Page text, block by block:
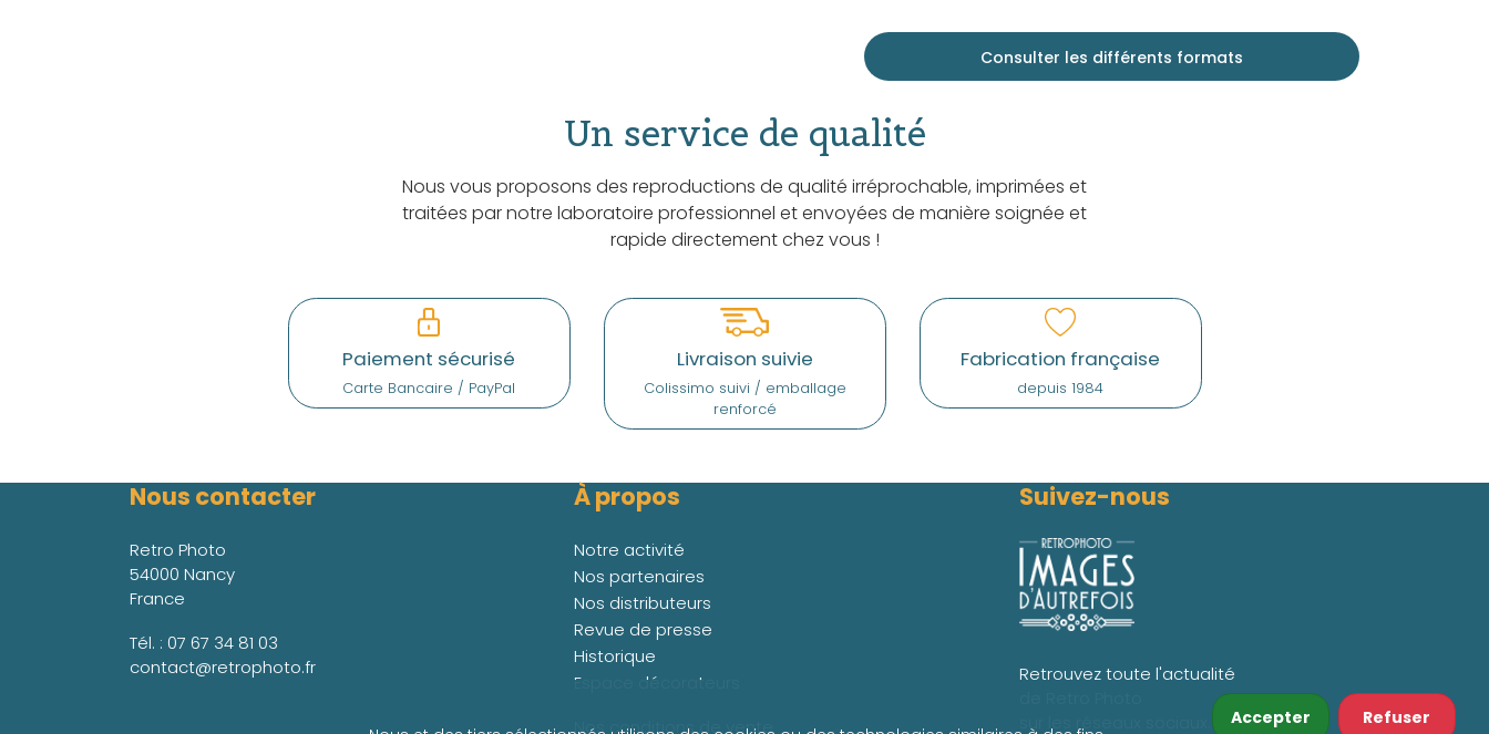
Accepter Refuser
Consulter les différents formats
Un service de qualité
Nous vous proposons des reproductions de qualité irréprochable, imprimées et
traitées par notre laboratoire professionnel et envoyées de manière soignée et
rapide directement chez vous !
Paiement sécurisé
Carte Bancaire / PayPal
Livraison suivie
Colissimo suivi / emballage
renforcé
Fabrication française
depuis 1984
Nous contacter
Retro Photo
54000 Nancy
France
Tél. : 07 67 34 81 03
contact@retrophoto.fr
À propos
Notre activité
Nos partenaires
Nos distributeurs
Revue de presse
Historique
Espace décorateurs
Nos conditions de vente
Suivez-nous
Retrouvez toute l'actualité